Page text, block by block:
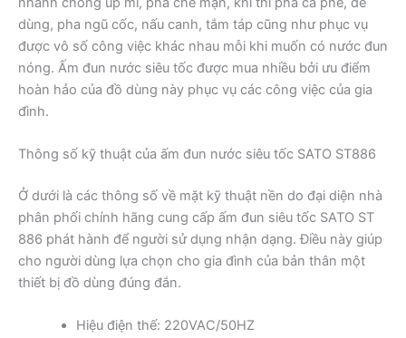
dùng, pha ngũ cốc, nấu canh, tắm táp cũng như phục vụ
được vô số công việc khác nhau mỗi khi muốn có nước đun
nóng. Ấm đun nước siêu tốc được mua nhiều bởi ưu điểm
hoàn hảo của đồ dùng này phục vụ các công việc của gia
đình.
Thông số kỹ thuật của ấm đun nước siêu tốc SATO ST886
Ở dưới là các thông số về mặt kỹ thuật nền do đại diện nhà
phân phối chính hãng cung cấp ấm đun siêu tốc SATO ST
886 phát hành để người sử dụng nhận dạng. Điều này giúp
cho người dùng lựa chọn cho gia đình của bản thân một
thiết bị đồ dùng đúng đắn.
Hiệu điện thế: 220VAC/50HZ